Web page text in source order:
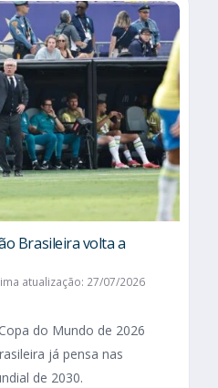
Brasileira volta a
atualização: 27/07/2026
do Mundo de 2026
já pensa nas
de 2030.